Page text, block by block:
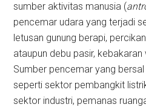
sumber aktivitas manusia (
pencemar udara yang terjadi
letusan gunung berapi,
ataupun debu pasir,
Sumber pencemar yang
seperti sektor pembangkit
sektor industri, pemanas